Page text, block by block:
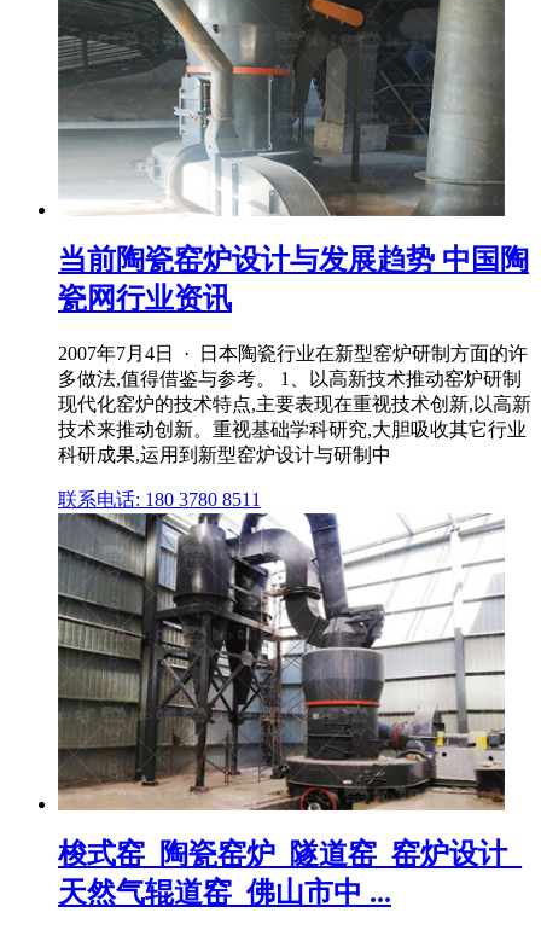
当前陶瓷窑炉设计与发展趋势 中国陶
瓷网行业资讯
2007年7月4日 · 日本陶瓷行业在新型窑炉研制方面的许
多做法,值得借鉴与参考。 1、以高新技术推动窑炉研制
现代化窑炉的技术特点,主要表现在重视技术创新,以高新
技术来推动创新。重视基础学科研究,大胆吸收其它行业
科研成果,运用到新型窑炉设计与研制中
联系电话: 180 3780 8511
梭式窑_陶瓷窑炉_隧道窑_窑炉设计_
天然气辊道窑_佛山市中 ...